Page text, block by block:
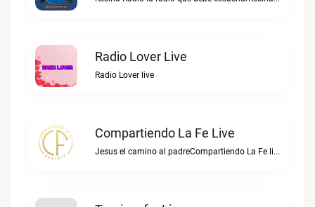
Radio Lover Live
Radio Lover live
Compartiendo La Fe Live
Jesus el camino al padreCompartiendo La Fe live